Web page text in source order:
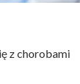
z chorobami